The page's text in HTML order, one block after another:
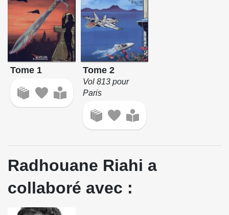
Tome 1 Tome 2
Vol 813 pour
Paris
Radhouane Riahi a
collaboré avec :